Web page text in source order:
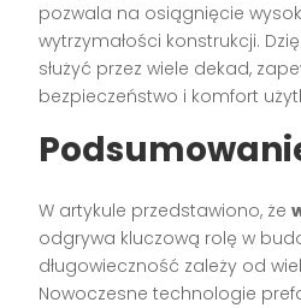
pozwala na osiągnięcie
wytrzymałości konstrukcji.
służyć przez wiele dekad,
bezpieczeństwo i komfort
W artykule przedstawiono, że
odgrywa kluczową rolę w
długowieczność zależy od
Nowoczesne technologie